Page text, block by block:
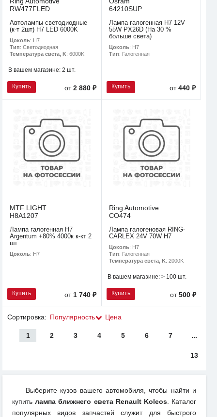
RW477FLED
Автолампы светодиодные
(к-т 2шт) H7 LED 6000K
Цоколь: H7
Тип: Светодиодная
Температура света, K: 6000K
В вашем магазине: 2 шт.
Купить от2 880 ₽
64210SUP
Лампа галогенная H7 12V
55W PX26D (На 30 %
больше света)
Цоколь: H7
Тип: Галогенная
Купить от440 ₽
MTF LIGHT
H8A1207
Лампа галогенная H7
Argentum +80% 4000к к-кт 2
шт
Цоколь: H7
Купить от 1 740 ₽
Ring Automotive
CO474
Лампа галогеновая RING-
CARLEX 24V 70W H7
Цоколь: H7
Тип: Галогенная
Температура света, K: 2000K
В вашем магазине: > 100 шт.
Купить от500 ₽
Сортировка: Популярность Цена
1 2 3 4 5 6 7 ...
13
Выберите кузов вашего автомобиля, чтобы найти и
купитьлампа ближнего света Renault Koleos. Каталог
популярных видов запчастей служит для быстрого